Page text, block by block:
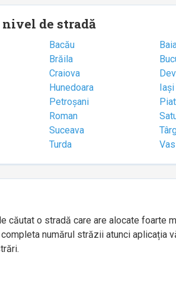
nivel de stradă
Bacău
Brăila
Craiova
Hunedoara
Iași
Petroșani
Roman
Suceava
Turda
o stradă care are alocate foarte
numărul străzii atunci aplicația